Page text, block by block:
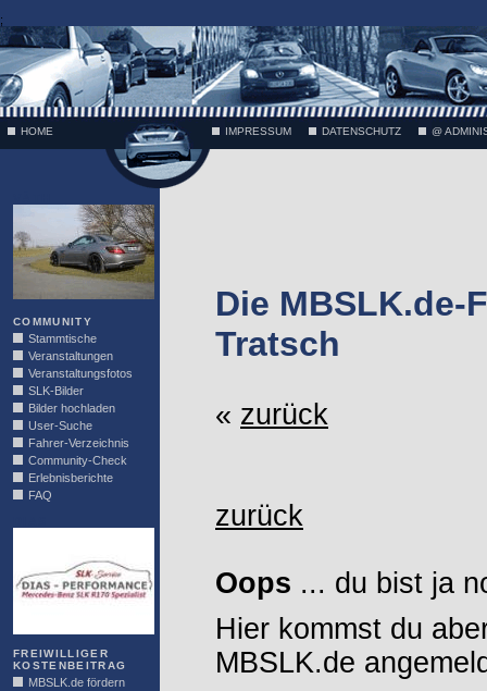
;
HOME IMPRESSUM DATENSCHUTZ @
COMMUNITY
Stammtische
Veranstaltungen
Veranstaltungsfotos
SLK-Bilder
Bilder hochladen
User-Suche
Fahrer-Verzeichnis
Community-Check
Erlebnisberichte
FAQ
FREIWILLIGER
KOSTENBEITRAG
MBSLK.de fördern
Die MBSLK.de-
Tratsch
« zurück
zurück
Oops ... du bist ja
Hier kommst du
MBSLK.de